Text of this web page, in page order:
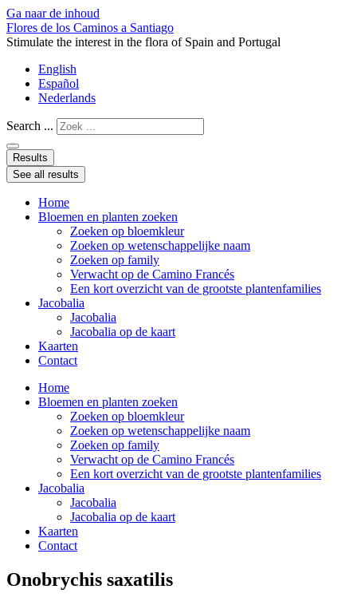
Ga naar de inhoud
Flores de los Caminos a Santiago
Stimulate the interest in the flora of Spain and Portugal
English
Español
Nederlands
Search ...
Results
See all results
Home
Bloemen en planten zoeken
Zoeken op bloemkleur
Zoeken op wetenschappelijke naam
Zoeken op family
Verwacht op de Camino Francés
Een kort overzicht van de grootste plantenfamilies
Jacobalia
Jacobalia
Jacobalia op de kaart
Kaarten
Contact
Home
Bloemen en planten zoeken
Zoeken op bloemkleur
Zoeken op wetenschappelijke naam
Zoeken op family
Verwacht op de Camino Francés
Een kort overzicht van de grootste plantenfamilies
Jacobalia
Jacobalia
Jacobalia op de kaart
Kaarten
Contact
Onobrychis saxatilis